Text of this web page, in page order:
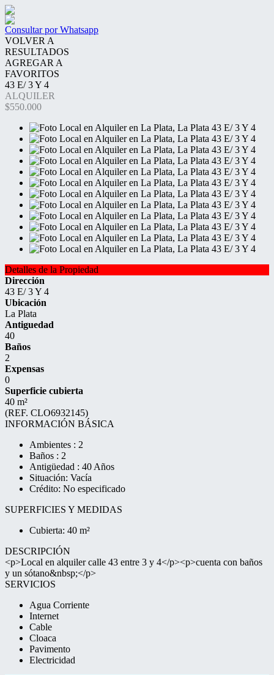
Consultar por Whatsapp
VOLVER A
RESULTADOS
AGREGAR A
FAVORITOS
43 E/ 3 Y 4
ALQUILER
$550.000
Detalles de la Propiedad
Dirección
43 E/ 3 Y 4
Ubicación
La Plata
Antiguedad
40
Baños
2
Expensas
0
Superficie cubierta
40 m²
(REF. CLO6932145)
INFORMACIÓN BÁSICA
Ambientes : 2
Baños : 2
Antigüedad : 40 Años
Situación: Vacía
Crédito: No especificado
SUPERFICIES Y MEDIDAS
Cubierta: 40 m²
DESCRIPCIÓN
<p>Local en alquiler calle 43 entre 3 y 4</p><p>cuenta con baños
y un sótano&nbsp;</p>
SERVICIOS
Agua Corriente
Internet
Cable
Cloaca
Pavimento
Electricidad